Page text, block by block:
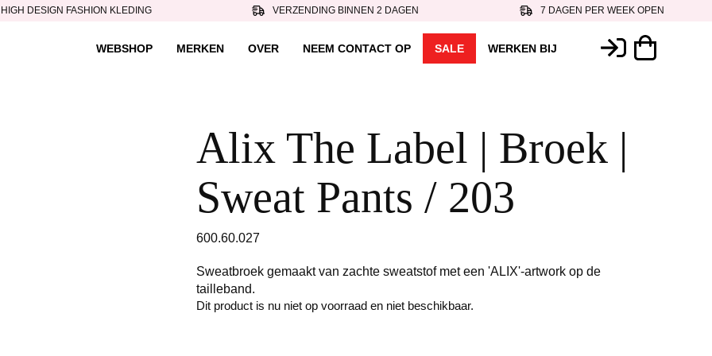
HIGH DESIGN FASHION KLEDING VERZENDING BINNEN 2 DAGEN 7 DAGEN PER WEEK OPEN
WEBSHOP MERKEN OVER NEEM CONTACT OP SALE WERKEN BIJ
Alix The Label | Broek |
Sweat Pants / 203
600.60.027
Sweatbroek gemaakt van zachte sweatstof met een 'ALIX'-artwork op de
tailleband.
Dit product is nu niet op voorraad en niet beschikbaar.